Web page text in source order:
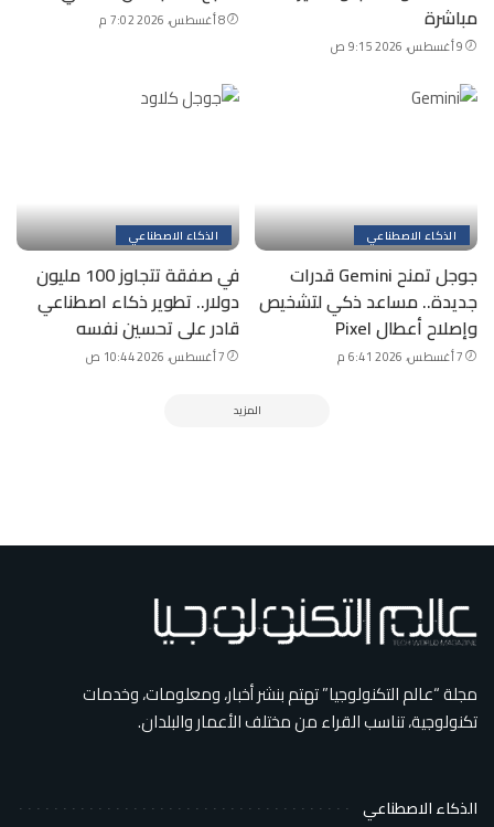
مباشرة
9 أغسطس، 2026 9:15 ص
8 أغسطس، 2026 7:02 م
الذكاء الاصطناعي
جوجل تمنح Gemini قدرات
جديدة.. مساعد ذكي لتشخيص
وإصلاح أعطال Pixel
7 أغسطس، 2026 6:41 م
الذكاء الاصطناعي
في صفقة تتجاوز 100 مليون
دولار.. تطوير ذكاء اصطناعي
قادر على تحسين نفسه
7 أغسطس، 2026 10:44 ص
المزيد
مجلة “عالم التكنولوجيا” تهتم بنشر أخبار، ومعلومات، وخدمات
تكنولوجية، تناسب القراء من مختلف الأعمار والبلدان.
الذكاء الاصطناعي